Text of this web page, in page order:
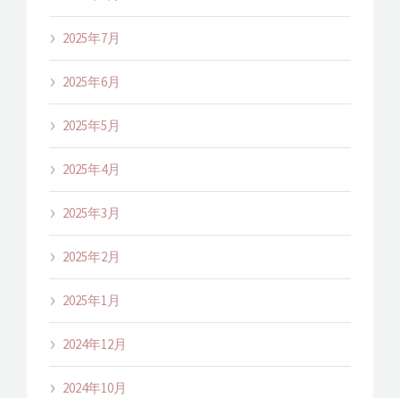
2025年7月
2025年6月
2025年5月
2025年4月
2025年3月
2025年2月
2025年1月
2024年12月
2024年10月